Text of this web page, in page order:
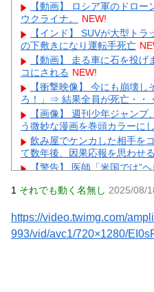
【動画】 ロシア軍のドロ
ウクライナ。
NEW!
【インド】 SUVが大型ト
の下敷きになり運転手死亡
【動画】 走る車に石を投
コにされる NEW!
【衝撃映像】 今にも崩壊
ろ！」⇒ 結果全員が死亡・・・
【画像】 週刊少年ジャン
う微妙な漫画を巻頭カラーに
飲み屋でケンカした相手を
て数年後、因果応報を思わせ
【警告】 医師「米国では”
【悲報】 夏のピーク、もう
ちゃ深刻な模様w w w w w w
【物議】辻希美、中2息子
1 それでも動く名無し 2025/08/
https://video.twimg.com/
993/vid/avc1/720×1280/